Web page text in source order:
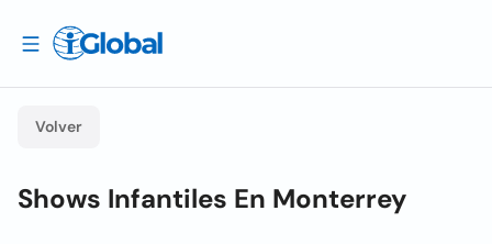
Volver
Shows Infantiles En Monterrey